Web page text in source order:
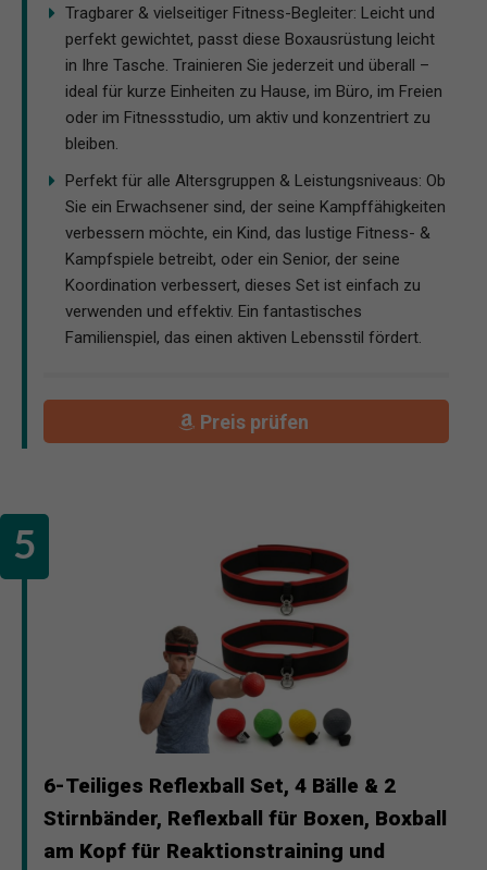
Tragbarer & vielseitiger Fitness-Begleiter: Leicht und
perfekt gewichtet, passt diese Boxausrüstung leicht
in Ihre Tasche. Trainieren Sie jederzeit und überall –
ideal für kurze Einheiten zu Hause, im Büro, im Freien
oder im Fitnessstudio, um aktiv und konzentriert zu
bleiben.
Perfekt für alle Altersgruppen & Leistungsniveaus: Ob
Sie ein Erwachsener sind, der seine Kampffähigkeiten
verbessern möchte, ein Kind, das lustige Fitness- &
Kampfspiele betreibt, oder ein Senior, der seine
Koordination verbessert, dieses Set ist einfach zu
verwenden und effektiv. Ein fantastisches
Familienspiel, das einen aktiven Lebensstil fördert.
Preis prüfen
6-Teiliges Reflexball Set, 4 Bälle & 2
Stirnbänder, Reflexball für Boxen, Boxball
am Kopf für Reaktionstraining und